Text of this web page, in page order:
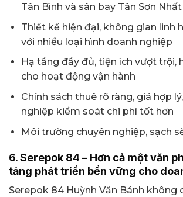
Tân Bình và sân bay Tân Sơn Nhất
Thiết kế hiện đại, không gian linh
với nhiều loại hình doanh nghiệp
Hạ tầng đầy đủ, tiện ích vượt trội,
cho hoạt động vận hành
Chính sách thuê rõ ràng, giá hợp
nghiệp kiểm soát chi phí tốt hơn
Môi trường chuyên nghiệp, sạch
6. Serepok 84 – Hơn cả một văn
tảng phát triển bền vững cho
Serepok 84 Huỳnh Văn Bánh không